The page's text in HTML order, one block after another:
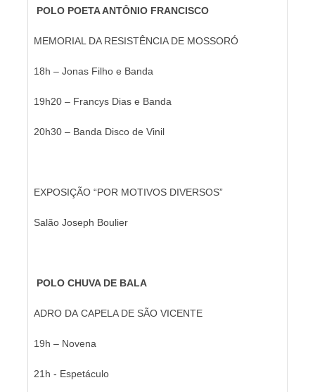
POLO POETA ANTÔNIO FRANCISCO
MEMORIAL DA RESISTÊNCIA DE MOSSORÓ
18h – Jonas Filho e Banda
19h20 – Francys Dias e Banda
20h30 – Banda Disco de Vinil
EXPOSIÇÃO “POR MOTIVOS DIVERSOS”
Salão Joseph Boulier
POLO CHUVA DE BALA
ADRO DA CAPELA DE SÃO VICENTE
19h – Novena
21h - Espetáculo